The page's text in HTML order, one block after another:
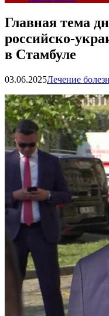
Главная тема
российско-
в Стамбуле
03.06.2025Лечение